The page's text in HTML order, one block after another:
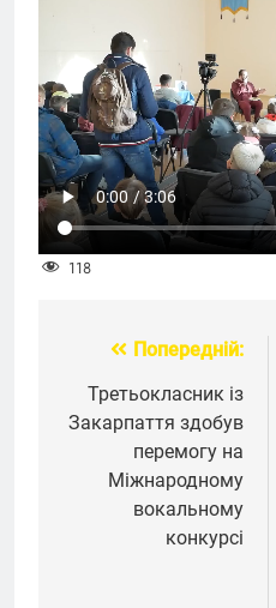
118
Навігація
записів
Попередній:
Третьокласник із
Закарпаття здобув
перемогу на
Міжнародному
вокальному
конкурсі